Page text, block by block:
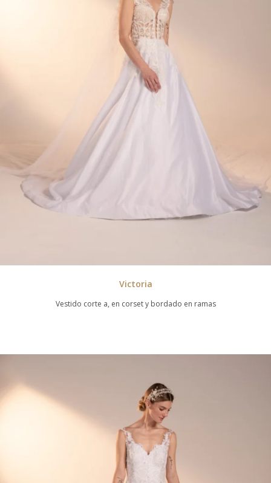
Victoria
Vestido corte a, en corset y bordado en ramas